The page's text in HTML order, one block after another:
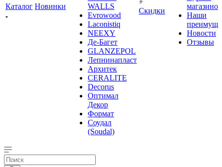
Каталог Новинки
WALLS
Evrowood
Laconistiq
NEEXY
Де-Багет
GLANZEPOL
Лепнинапласт
Архитек
CERALITE
Decorus
Оптимал
Декор
Формат
Соудал
(Soudal)
Скидки
магазинов
Наши
Новости
Отзывы